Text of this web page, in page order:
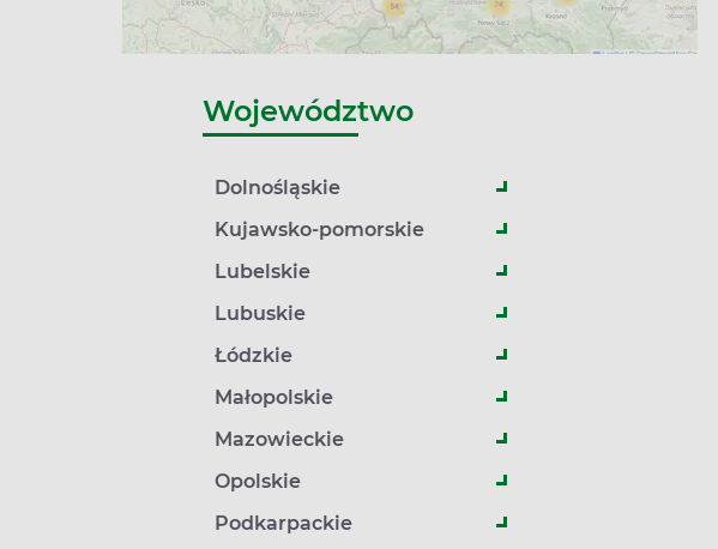
Województwo
Dolnośląskie
Kujawsko-pomorskie
Lubelskie
Lubuskie
Łódzkie
Małopolskie
Mazowieckie
Opolskie
Podkarpackie